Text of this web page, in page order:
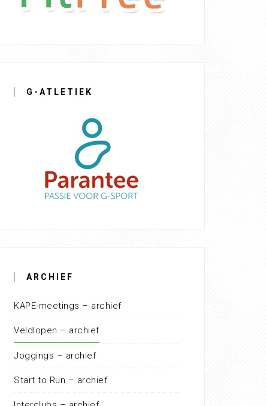
G-ATLETIEK
ARCHIEF
KAPE-meetings – archief
Veldlopen – archief
Joggings – archief
Start to Run – archief